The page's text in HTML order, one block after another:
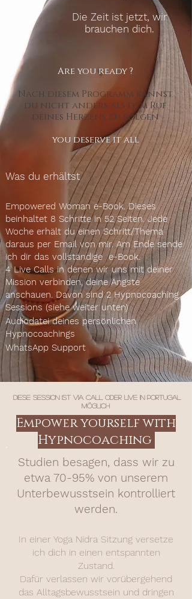
Die Zeit ist jetzt, wir
brauchen dich.
Are you ready ?
Nach diesem Programm kannst
du nicht anders als dem Ruf
deines Herzens zu folgen
you deserve it all
Was du erhältst
Empowered Woman e-Book. Dieses
beinhaltet 8 Schritte in 52 Seiten.Jede
Woche erhält du einen Schritt/Thema
daraus per Email vonmir. Am Ende sende
ich dir das vollständige e-Book.
4 Live Calls in denen wir uns mit deiner
Mission verbinden, deine Ängste
anschauen. Davon sind 2 Hypnocoaching
Sessions (siehe weiter unten)
Audiodatei deines persönlichen
Hypnocoachings
WhatsApp Support
diese Session ist via Call oder live in Portugal
möglich
Empower yourself with
Hypnocoaching
Studien besagen, dass wir zu
etwa 70-95% von unserem
Unterbewusstsein kontrolliert
werden.
In einer Yoga Nidra Sitzung versetze
ich dich in einen entspannten
Zustand.
Dafür verlassen wir vorübergehend
das Alltagsbewusstsein und dringen